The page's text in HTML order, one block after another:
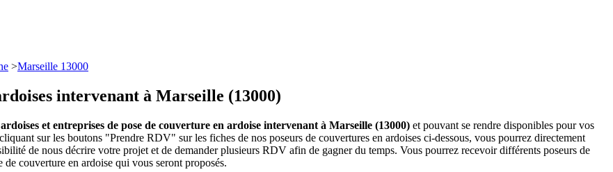
>Marseille 13000
intervenant à Marseille (13000)
et entreprises de pose de couverture en ardoise intervenant à Marseille (13000) et pouvant se rendre disponibles pour vos
sur les boutons "Prendre RDV" sur les fiches de nos poseurs de couvertures en ardoises ci-dessous, vous pourrez directement
de nous décrire votre projet et de demander plusieurs RDV afin de gagner du temps. Vous pourrez recevoir différents poseurs de
couverture en ardoise qui vous seront proposés.